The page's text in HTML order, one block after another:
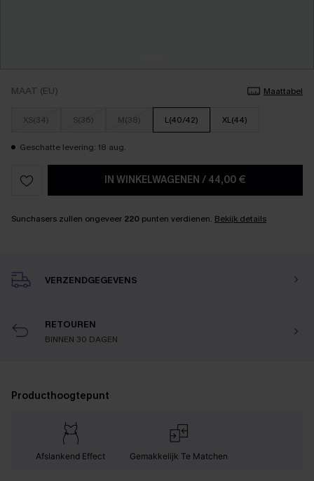
MAAT (EU) Maattabel
XS(34) S(36) M(38) L(40/42) XL(44)
Geschatte levering: 18 aug.
IN WINKELWAGENEN / 44,00 €
Sunchasers zullen ongeveer 220 punten verdienen. Bekijk details
VERZENDGEGEVENS
RETOUREN
BINNEN 30 DAGEN
Producthoogtepunt
Afslankend Effect Gemakkelijk Te Matchen